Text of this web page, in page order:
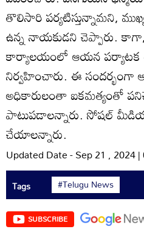
తొలిసారి పర్యటిస్తున్నామని,
ఉన్న నాయకుడని చెప్పారు.
కార్యాలయంలో ఆయన పర్యాటక
నిర్వహించారు. ఈ
అధికారులంతా ఐకమత్యంతో
పాటుపడాలన్నారు. సోషల్‌
చేయాలన్నారు.
Updated Date - Sep 21 , 2024
Tags #Telugu News
SUBSCRIBE